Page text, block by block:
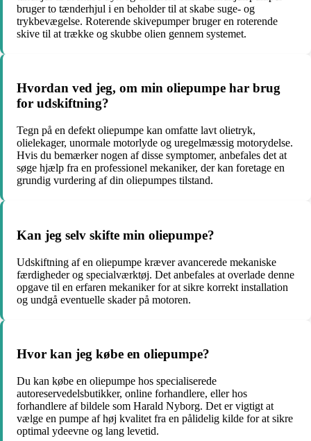
bruger to tænderhjul i en beholder til at skabe suge- og
trykbevægelse. Roterende skivepumper bruger en roterende
skive til at trække og skubbe olien gennem systemet.
Hvordan ved jeg, om min oliepumpe har brug
for udskiftning?
Tegn på en defekt oliepumpe kan omfatte lavt olietryk,
olielekager, unormale motorlyde og uregelmæssig motorydelse.
Hvis du bemærker nogen af disse symptomer, anbefales det at
søge hjælp fra en professionel mekaniker, der kan foretage en
grundig vurdering af din oliepumpes tilstand.
Kan jeg selv skifte min oliepumpe?
Udskiftning af en oliepumpe kræver avancerede mekaniske
færdigheder og specialværktøj. Det anbefales at overlade denne
opgave til en erfaren mekaniker for at sikre korrekt installation
og undgå eventuelle skader på motoren.
Hvor kan jeg købe en oliepumpe?
Du kan købe en oliepumpe hos specialiserede
autoreservedelsbutikker, online forhandlere, eller hos
forhandlere af bildele som Harald Nyborg. Det er vigtigt at
vælge en pumpe af høj kvalitet fra en pålidelig kilde for at sikre
optimal ydeevne og lang levetid.